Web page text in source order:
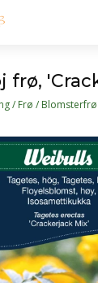
/ Frø / Blomsterfrø
frø,